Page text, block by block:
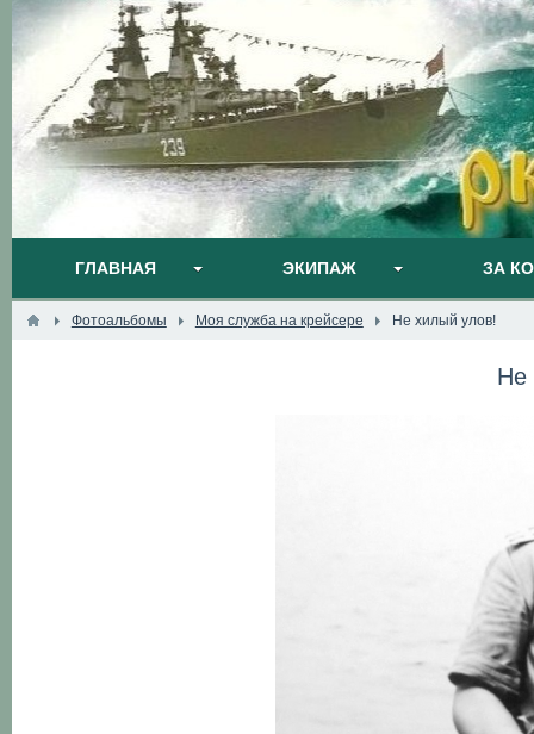
ГЛАВНАЯ ЭКИПАЖ ЗА
Фотоальбомы Моя служба на крейсере Не хилый улов!
Не